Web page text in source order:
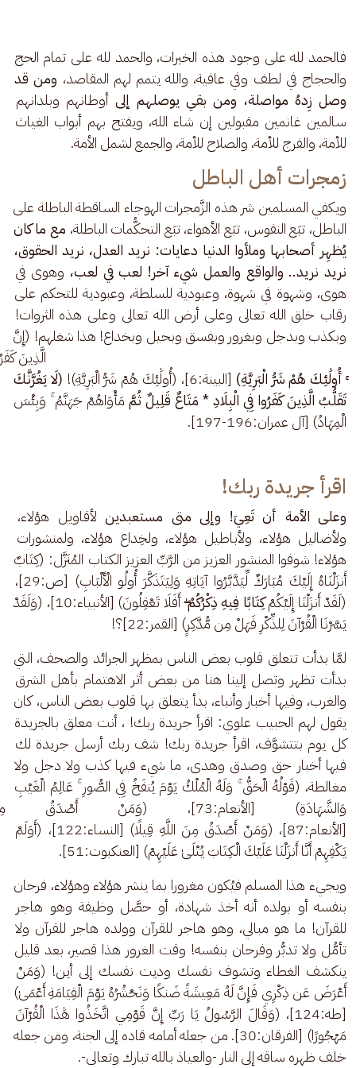
فالحمد لله على وجود هذه الخيرات، والحمد لله على تمام الحج
والحجاج في لطف وفي عافية، والله يتمم لهم المقاصد، ومن قد
وصل زِدهُ مواصلة، ومن بقي يوصلهم إلى أوطانهم وبلدانهم
سالمين غانمين مقبولين إن شاء الله، ويفتح بهم أبواب الغياث
للأمة، والفرج للأمة، والصلاح للأمة، والجمع لشمل الأمة.
زمجرات أهل الباطل
ويكفي المسلمين شر هذه الزَّمجرات الهوجاء الساقطة الباطلة على
الباطل، تبَع النفوس، تبَع الأهواء، تبَع التحكُّمات الباطلة، مع ما كان
يُظهِر أصحابها وملأوا الدنيا دعايات: نريد العدل، نريد الحقوق،
نريد نريد.. والواقع والعمل شيء آخر! لعب في لعب، وهوى في
هوى، وشهوة في شهوة، وعبودية للسلطة، وعبودية للتحكم على
رقاب خلق الله تعالى وعلى أرض الله تعالى وعلى هذه الثروات!
وبكذب وبدجل وبغرور وبفسق وبحيل وبخداع! هذا شغلهم! (إِنَّ
الَّذِينَ
ۚ أُولَٰئِكَ هُمْ شَرُّ الْبَرِيَّةِ) [البينة:6]، (أُولَٰئِكَ هُمْ شَرُّ الْبَرِيَّةِ)!
(لَا يَغُرَّنَّكَ
تَقَلُّبُ الَّذِينَ كَفَرُوا فِي الْبِلَادِ * مَتَاعٌ قَلِيلٌ ثُمَّ مَأْوَاهُمْ جَهَنَّمُ ۚ وَبِئْسَ
الْمِهَادُ) [آل عمران:196-197].
اقرأ جريدة ربك!
وعلى الأمة أن تَعِيَ! وإلى متى مستعبدين لأقاويل هؤلاء،
ولأضاليل هؤلاء، ولأباطيل هؤلاء، ولخِداع هؤلاء، ولمنشورات
هؤلاء! شوفوا المنشور العزيز من الرَّبِّ العزيز الكتاب المُنَزَّل: (كِتَابٌ
أَنزَلْنَاهُ إِلَيْكَ مُبَارَكٌ لِّيَدَّبَّرُوا آيَاتِهِ وَلِيَتَذَكَّرَ أُولُو الْأَلْبَابِ) [ص:29]،
(لَقَدْ أَنزَلْنَا إِلَيْكُمْ كِتَابًا فِيهِ ذِكْرُكُمْ
ۖ أَفَلَا تَعْقِلُونَ) [الأنبياء:10]، (وَلَقَدْ
يَسَّرْنَا الْقُرْآنَ لِلذِّكْرِ فَهَلْ مِن مُّدَّكِرٍ) [القمر:22]؟!
لمَّا بدأت تتعلق قلوب بعض الناس بمظهر الجرائد والصحف، التي
بدأت تظهر وتصل إلينا هنا من بعض أثر الاهتمام بأهل الشرق
والغرب، وفيها أخبار وأنباء، بدأ يتعلق بها قلوب بعض الناس، كان
يقول لهم الحبيب علوي: اقرأ جريدة ربك! ، أنت معلق بالجريدة
كل يوم بتتشوَّف، اقرأ جريدة ربك! شف ربك أرسل جريدة لك
فيها أخبار حق وصدق وهدى، ما شيء فيها كذب ولا دجل ولا
مغالطة، (قَوْلُهُ الْحَقُّ ۚ وَلَهُ الْمُلْكُ يَوْمَ يُنفَخُ فِي الصُّورِ ۚ عَالِمُ الْغَيْبِ
وَالشَّهَادَةِ) [الأنعام:73]،
[الأنعام:87]، (وَمَنْ أَصْدَقُ مِنَ اللَّهِ قِيلًا) [النساء:122]، (أَوَلَمْ
يَكْفِهِمْ أَنَّا أَنزَلْنَا عَلَيْكَ الْكِتَابَ يُتْلَىٰ عَلَيْهِمْ) [العنكبوت:51].
ويجيء هذا المسلم فيُكون مغرورا بما ينشر هؤلاء وهؤلاء، فرحان
بنفسه أو بولده أنه أخذ شهادة، أو حصَّل وظيفة وهو هاجر
للقرآن! ما هو مبالي، وهو هاجر للقرآن وولده هاجر للقرآن ولا
تأمُّل ولا تدبُّر وفرحان بنفسه! وقت الغرور هذا قصير، بعد قليل
ينكشف الغطاء وتشوف نفسك وديت نفسك إلى أين! (وَمَنْ
أَعْرَضَ عَن ذِكْرِي فَإِنَّ لَهُ مَعِيشَةً ضَنكًا وَنَحْشُرُهُ يَوْمَ الْقِيَامَةِ أَعْمَىٰ)
[طه:124]، (وَقَالَ الرَّسُولُ يَا رَبِّ إِنَّ قَوْمِي اتَّخَذُوا هَٰذَا الْقُرْآنَ
مَهْجُورًا) [الفرقان:30]. من جعله أمامه قاده إلى الجنة، ومن جعله
خلف ظهره ساقه إلى النار -والعياذ بالله تبارك وتعالى-.